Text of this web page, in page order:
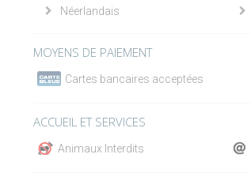
Néerlandais
MOYENS DE PAIEMENT
Cartes bancaires acceptées
ACCUEIL ET SERVICES
Animaux Interdits